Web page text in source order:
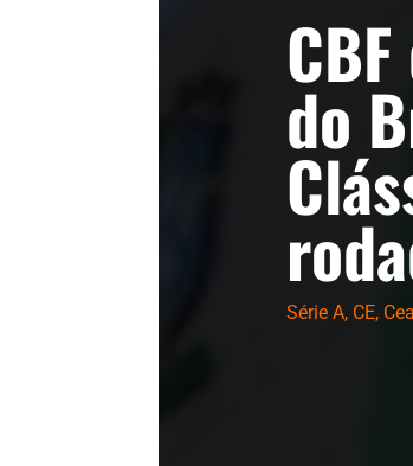
do
Série A, CE,